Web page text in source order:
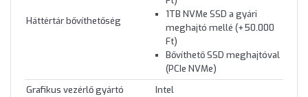
Háttértár bővíthetőség
1TB NVMe SSD a gyári
meghajtó mellé (+50.000
Ft)
Bővíthető SSD meghajtóval
(PCIe NVMe)
Grafikus vezérlő gyártó
Intel